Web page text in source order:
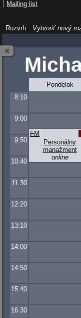
Pondelok
8:10
9:00
Personálny
manažment
FM
online
9:50
10:40
11:30
12:20
13:10
14:00
14:50
15:40
16:30
Rozvrh Vytvoriť nový
Mailing list